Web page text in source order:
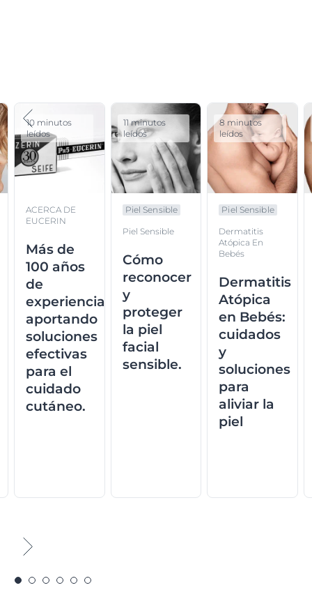
ACERCA DE
EUCERIN
Más de
100 años
de
experiencia
aportando
soluciones
efectivas
para el
cuidado
cutáneo.
10 minutos
leídos
Piel Sensible
Piel Sensible
Cómo
reconocer
y
proteger
la piel
facial
sensible.
11 minutos
leídos
Piel Sensible
Dermatitis
Atópica En
Bebés
Dermatitis
Atópica
en Bebés:
cuidados
y
soluciones
para
aliviar la
piel
8 minutos
leídos